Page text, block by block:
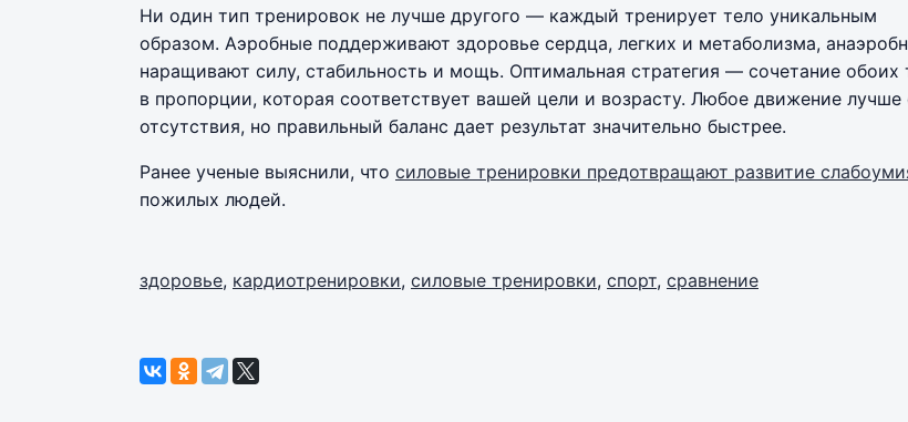
Ни один тип тренировок не лучше другого — каждый тренирует тело уникальным
образом. Аэробные поддерживают здоровье сердца, легких и метаболизма,
наращивают силу, стабильность и мощь. Оптимальная стратегия — сочетание обоих
в пропорции, которая соответствует вашей цели и возрасту. Любое движение лучше
отсутствия, но правильный баланс дает результат значительно быстрее.
Ранее ученые выяснили, что силовые тренировки предотвращают развитие
пожилых людей.
здоровье, кардиотренировки, силовые тренировки, спорт, сравнение